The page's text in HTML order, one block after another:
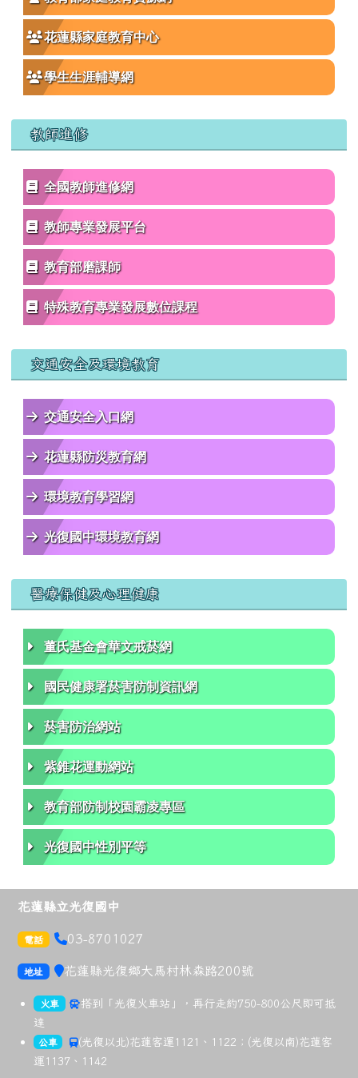
花蓮縣家庭教育中心
學生生涯輔導網
教師進修
全國教師進修網
教師專業發展平台
教育部磨課師
特殊教育專業發展數位課程
交通安全及環境教育
交通安全入口網
花蓮縣防災教育網
環境教育學習網
光復國中環境教育網
醫療保健及心理健康
董氏基金會華文戒菸網
國民健康署菸害防制資訊網
菸害防治網站
紫錐花運動網站
教育部防制校園霸凌專區
光復國中性別平等
花蓮縣立光復國中
電話 03-8701027
link to https://goo.gl/maps/bpwCSBxCFiuRsL8i8
地址 link to https://goo.gl/maps/bpwCSBxCFiuRsL8i8
花蓮縣光復鄉大馬村林森路200號
火車 link to https://tip.railway.gov.tw/tra-tip-web/tip/
搭到「光復火車站」，再行走約750-800公尺即可抵
達
公車 link to http://www.hualienbus.com.tw/bus/ticket_info.php
(光復以北)花蓮客運1121、1122；(光復以南)花蓮客
運1137、1142